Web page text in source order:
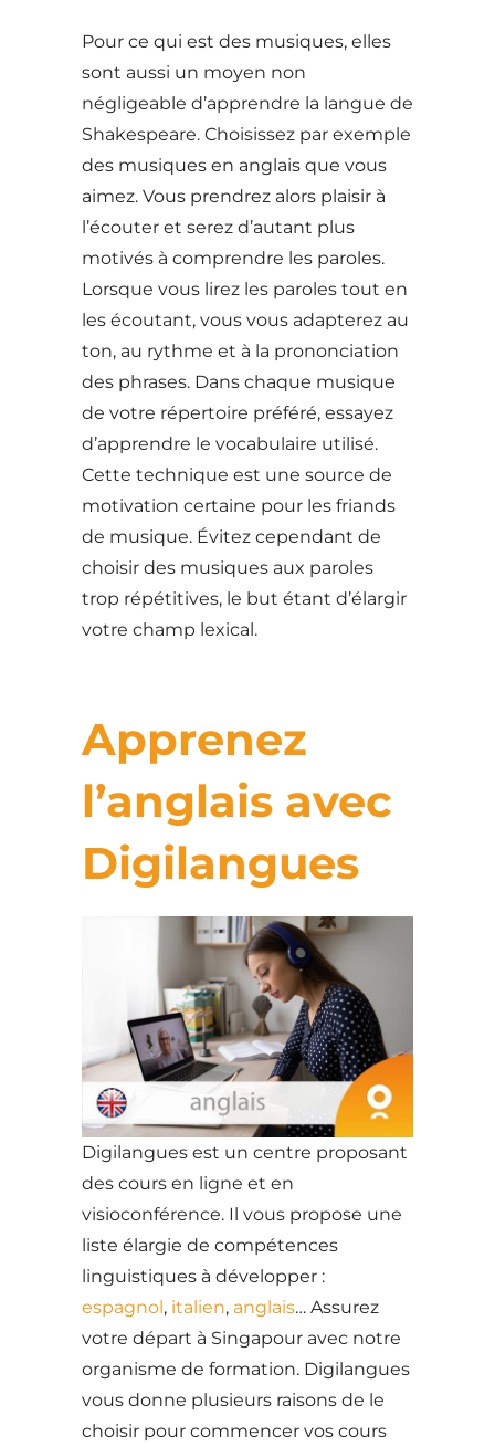
Pour ce qui est des musiques, elles
sont aussi un moyen non
négligeable d’apprendre la langue de
Shakespeare. Choisissez par exemple
des musiques en anglais que vous
aimez. Vous prendrez alors plaisir à
l’écouter et serez d’autant plus
motivés à comprendre les paroles.
Lorsque vous lirez les paroles tout en
les écoutant, vous vous adapterez au
ton, au rythme et à la prononciation
des phrases. Dans chaque musique
de votre répertoire préféré, essayez
d’apprendre le vocabulaire utilisé.
Cette technique est une source de
motivation certaine pour les friands
de musique. Évitez cependant de
choisir des musiques aux paroles
trop répétitives, le but étant d’élargir
votre champ lexical.
Apprenez
l’anglais avec
Digilangues
Digilangues est un centre proposant
des cours en ligne et en
visioconférence. Il vous propose une
liste élargie de compétences
linguistiques à développer :
espagnol, italien, anglais… Assurez
votre départ à Singapour avec notre
organisme de formation. Digilangues
vous donne plusieurs raisons de le
choisir pour commencer vos cours